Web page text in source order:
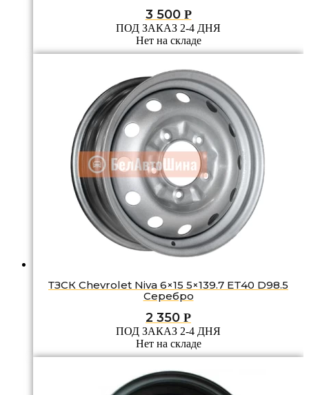
3 500 Р
ПОД ЗАКАЗ 2-4 ДНЯ
Нет на складе
ТЗСК Chevrolet Niva 6×15 5×139.7 ET40 D98.5
Серебро
2 350 Р
ПОД ЗАКАЗ 2-4 ДНЯ
Нет на складе